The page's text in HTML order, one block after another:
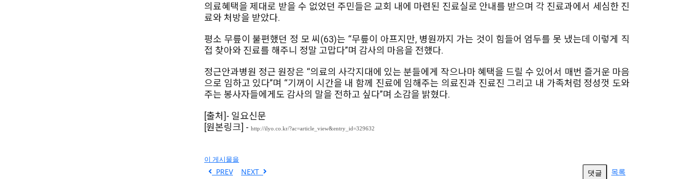
의료혜택을 제대로 받을 수 없었던 주민들은 교회 내에 마련된 진료실로 안내를 받으며 각 진료과에서 세심한 진
료와 처방을 받았다.
평소 무릎이 불편했던 정 모 씨(63)는 “무릎이 아프지만, 병원까지 가는 것이 힘들어 엄두를 못 냈는데 이렇게 직
접 찾아와 진료를 해주니 정말 고맙다”며 감사의 마음을 전했다.
정근안과병원 정근 원장은 “의료의 사각지대에 있는 분들에게 작으나마 혜택을 드릴 수 있어서 매번 즐거운 마음
으로 임하고 있다”며 “기꺼이 시간을 내 함께 진료에 임해주는 의료진과 진료진 그리고 내 가족처럼 정성껏 도와
주는 봉사자들에게도 감사의 말을 전하고 싶다”며 소감을 밝혔다.
[출처]- 일요신문
[원본링크] - http://ilyo.co.kr/?ac=article_view&entry_id=329632
이 게시물을
PREV NEXT 댓글 목록